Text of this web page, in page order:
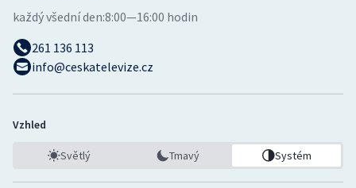
každý všední den:8:00—16:00 hodin
261 136 113
info@ceskatelevize.cz
Vzhled
Světlý Tmavý Systém